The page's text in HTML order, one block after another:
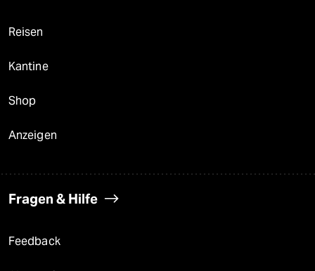
Reisen
Kantine
Shop
Anzeigen
Fragen & Hilfe
Feedback